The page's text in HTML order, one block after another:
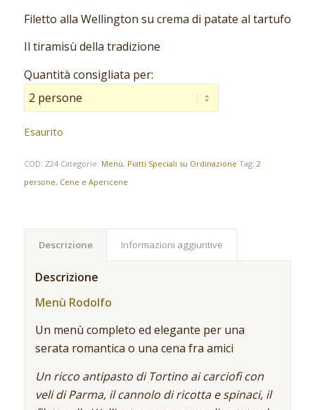
Filetto alla Wellington su crema di patate al tartufo
Il tiramisù della tradizione
Quantità consigliata per:
Esaurito
COD: Z24 Categorie: Menù, Piatti Speciali su Ordinazione Tag: 2
persone, Cene e Apericene
Descrizione Informazioni aggiuntive
Descrizione
Menù Rodolfo
Un menù completo ed elegante per una
serata romantica o una cena fra amici
Un ricco antipasto di Tortino ai carciofi con
veli di Parma, il cannolo di ricotta e spinaci, il